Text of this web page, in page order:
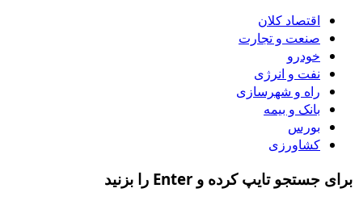
اقتصاد کلان
صنعت و تجارت
خودرو
نفت و انرژی
راه و شهرسازی
بانک و بیمه
بورس
کشاورزی
برای جستجو تایپ کرده و Enter را بزنید